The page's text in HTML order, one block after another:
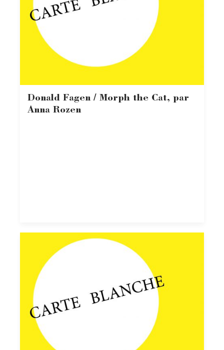
Donald Fagen / Morph the Cat, par
Anna Rozen